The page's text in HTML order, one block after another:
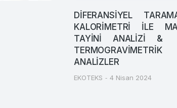
DİFERANSİYEL
KALORİMETRİ İLE
TAYİNİ ANALİZİ &
TERMOGRAVİMETRİK
ANALİZLER
EKOTEKS 4 Nisan 2024